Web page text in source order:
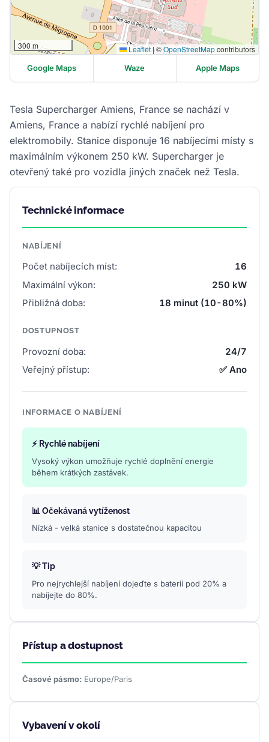
Tesla Supercharger Amiens, France se nachází v
Amiens, France a nabízí rychlé nabíjení pro
elektromobily. Stanice disponuje 16 nabíjecími místy s
maximálním výkonem 250 kW. Supercharger je
otevřený také pro vozidla jiných značek než Tesla.
Technické informace
NABÍJENÍ
Počet nabíjecích míst:
16
Maximální výkon:
250 kW
Přibližná doba:
18 minut (10-80%)
DOSTUPNOST
Provozní doba:
24/7
Veřejný přístup:
✅ Ano
INFORMACE O NABÍJENÍ
⚡ Rychlé nabíjení
Vysoký výkon umožňuje rychlé doplnění energie
během krátkých zastávek.
📊 Očekávaná vytíženost
Nízká - velká stanice s dostatečnou kapacitou
💡 Tip
Pro nejrychlejší nabíjení dojeďte s baterií pod 20% a
nabíjejte do 80%.
Přístup a dostupnost
Časové pásmo: Europe/Paris
Vybavení v okolí
300 m Leaflet|©OpenStreetMapcontributors
Google Maps Waze Apple Maps